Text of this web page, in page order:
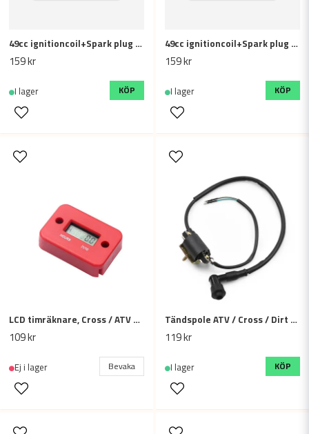
49cc ignitioncoil+Spark plug (Black)
159 kr
I lager KÖP
49cc ignitioncoil+Spark plug (Red)
159 kr
I lager KÖP
LCD timräknare, Cross / ATV motorcykel
109 kr
Ej i lager Bevaka
Tändspole ATV / Cross / Dirt bike 50cc - 125cc- 190cc
119 kr
I lager KÖP
Skicka fråga